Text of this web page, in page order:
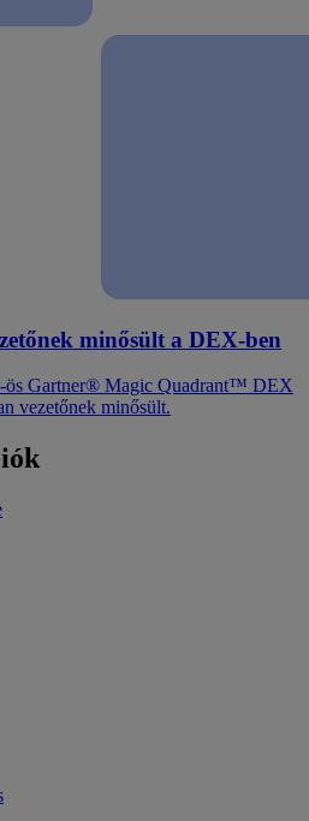
minősült a DEX-ben
ös Gartner® Magic Quadrant™ DEX
vezetőnek minősült.